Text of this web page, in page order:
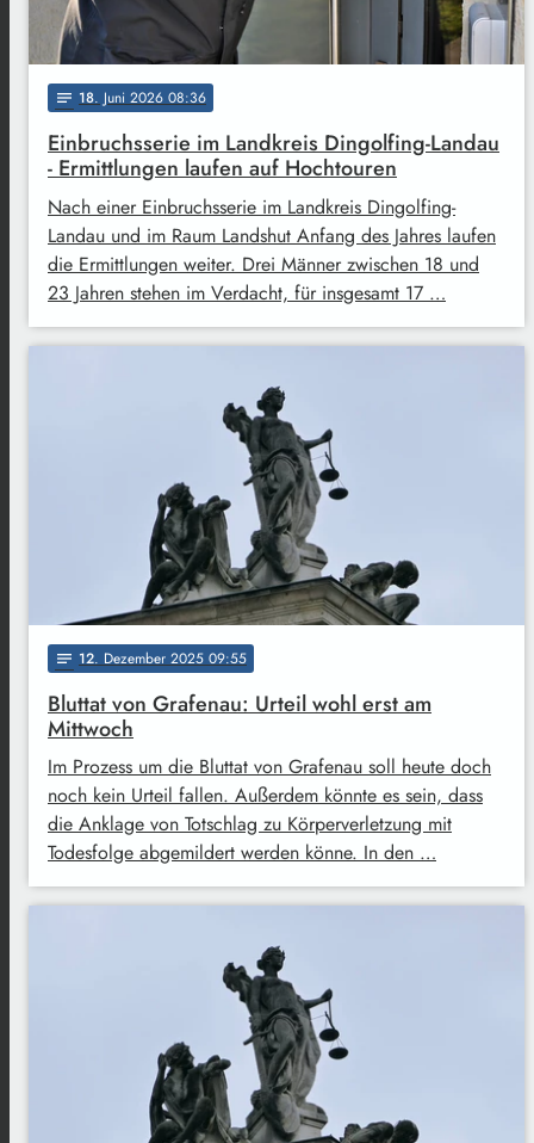
notes 18. Juni 2026 08:36
Einbruchsserie im Landkreis Dingolfing-Landau
- Ermittlungen laufen auf Hochtouren
Nach einer Einbruchsserie im Landkreis Dingolfing-
Landau und im Raum Landshut Anfang des Jahres laufen
die Ermittlungen weiter. Drei Männer zwischen 18 und
23 Jahren stehen im Verdacht, für insgesamt 17 …
notes 12. Dezember 2025 09:55
Bluttat von Grafenau: Urteil wohl erst am
Mittwoch
Im Prozess um die Bluttat von Grafenau soll heute doch
noch kein Urteil fallen. Außerdem könnte es sein, dass
die Anklage von Totschlag zu Körperverletzung mit
Todesfolge abgemildert werden könne. In den …